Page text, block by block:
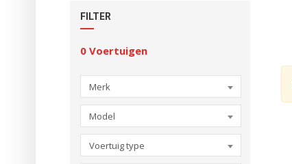
FILTER
0 Voertuigen
Merk
Model
Voertuig type